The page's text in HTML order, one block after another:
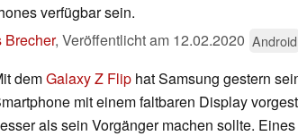
verfügbar sein.
Brecher, Veröffentlicht am 12.02.2020 Android
demGalaxy Z Flip hat Samsung gestern
mit einem faltbaren Display
als sein Vorgänger machen sollte.